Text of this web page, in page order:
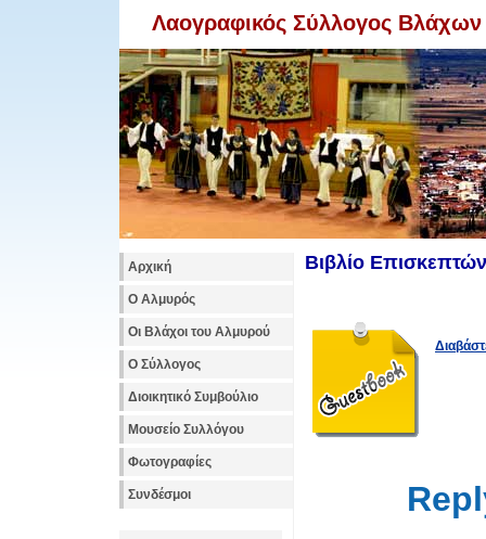
Λαογραφικός Σύλλογος
Αρχική
Ο Αλμυρός
Οι Βλάχοι του Αλμυρού
Ο Σύλλογος
Διοικητικό Συμβούλιο
Μουσείο Συλλόγου
Φωτογραφίες
Συνδέσμοι
Βιβλίο Επισκεπτών